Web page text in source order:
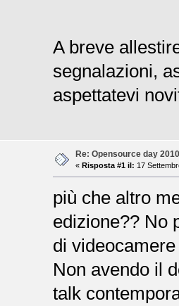
A breve
segnalazioni,
aspettatevi
Re: Opensource day 2010
« Risposta #1 il: 17
più che altro
edizione?? No
di
Non avendo il
talk